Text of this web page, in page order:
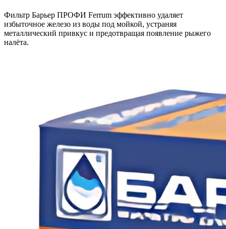
Фильтр Барьер ПРОФИ Ferrum эффективно удаляет
избыточное железо из воды под мойкой, устраняя
металлический привкус и предотвращая появление рыжего
налёта.